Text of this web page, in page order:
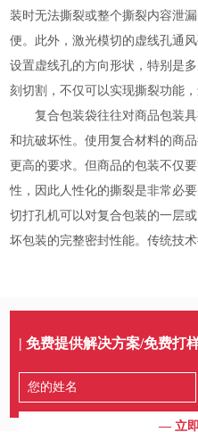
装时无法撕裂或整个撕裂内容泄
便。此外，激光模切的虚线孔通
设置虚线孔的方向形状，特别是
刻切割，不仅可以实现撕裂功能
复合包装袋往往对商品包装
和抗破坏性。使用复合材料的商
更高的要求。但商品的包装不仅
性，因此人性化的撕裂是非常必
切打孔机可以对复合包装的一层
坏包装的完整密封性能。传统技术
| 免费提供解决方案/免费打